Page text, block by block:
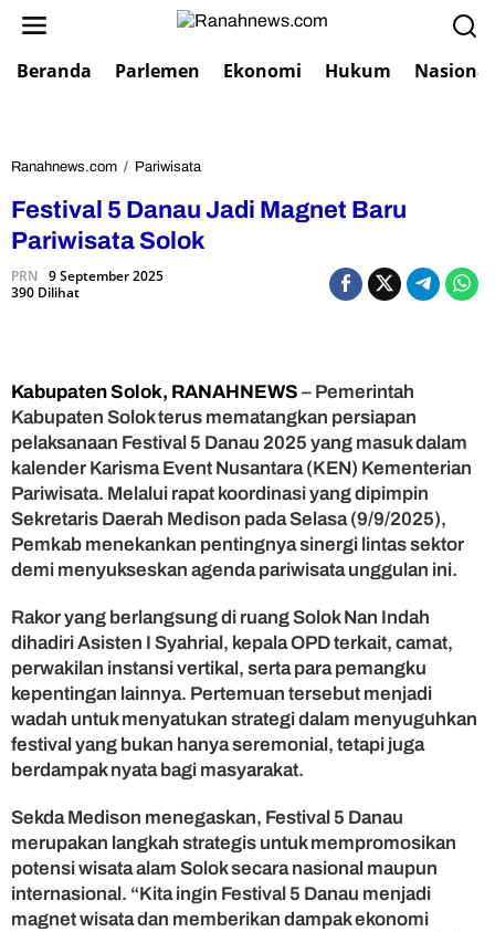
Beranda Parlemen Ekonomi Hukum Nasional
Ranahnews.com / Pariwisata
s
t
a
n
a
J
a
d
i
M
n
e
t
B
a
r
u
a
r
i
w
i
s
Festival 5 Danau Jadi Magnet Baru
Pariwisata Solok
PRN 9 September 2025
390 Dilihat
Kabupaten Solok, RANAHNEWS – Pemerintah
Kabupaten Solok terus mematangkan persiapan
pelaksanaan Festival 5 Danau 2025 yang masuk dalam
kalender Karisma Event Nusantara (KEN) Kementerian
Pariwisata. Melalui rapat koordinasi yang dipimpin
Sekretaris Daerah Medison pada Selasa (9/9/2025),
Pemkab menekankan pentingnya sinergi lintas sektor
demi menyukseskan agenda pariwisata unggulan ini.
Rakor yang berlangsung di ruang Solok Nan Indah
dihadiri Asisten I Syahrial, kepala OPD terkait, camat,
perwakilan instansi vertikal, serta para pemangku
kepentingan lainnya. Pertemuan tersebut menjadi
wadah untuk menyatukan strategi dalam menyuguhkan
festival yang bukan hanya seremonial, tetapi juga
berdampak nyata bagi masyarakat.
Sekda Medison menegaskan, Festival 5 Danau
merupakan langkah strategis untuk mempromosikan
potensi wisata alam Solok secara nasional maupun
internasional. “Kita ingin Festival 5 Danau menjadi
magnet wisata dan memberikan dampak ekonomi